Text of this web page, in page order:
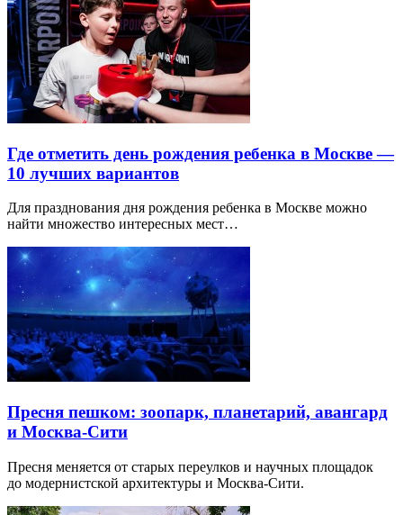
Где отметить день рождения ребенка в Москве —
10 лучших вариантов
Для празднования дня рождения ребенка в Москве можно
найти множество интересных мест…
Пресня пешком: зоопарк, планетарий, авангард
и Москва-Сити
Пресня меняется от старых переулков и научных площадок
до модернистской архитектуры и Москва-Сити.